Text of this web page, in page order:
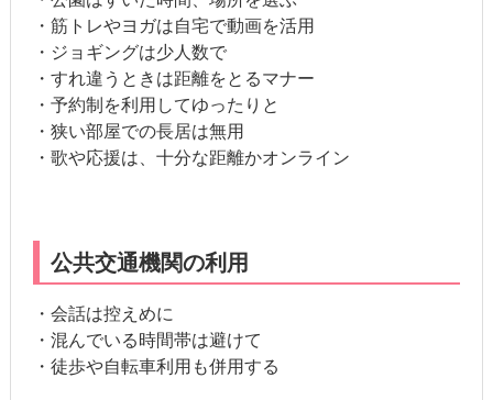
・筋トレやヨガは自宅で動画を活用
・ジョギングは少人数で
・すれ違うときは距離をとるマナー
・予約制を利用してゆったりと
・狭い部屋での長居は無用
・歌や応援は、十分な距離かオンライン
公共交通機関の利用
・会話は控えめに
・混んでいる時間帯は避けて
・徒歩や自転車利用も併用する